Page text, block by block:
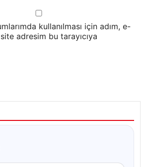
kullanılması için adım, e-
adresim bu tarayıcıya